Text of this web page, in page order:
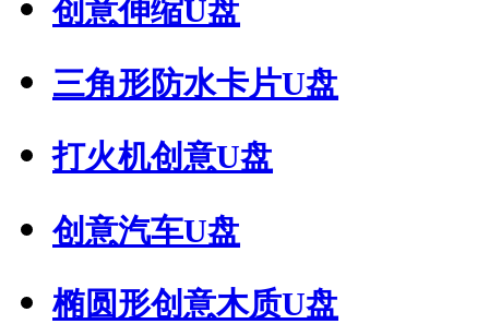
创意伸缩U盘
三角形防水卡片U盘
打火机创意U盘
创意汽车U盘
椭圆形创意木质U盘